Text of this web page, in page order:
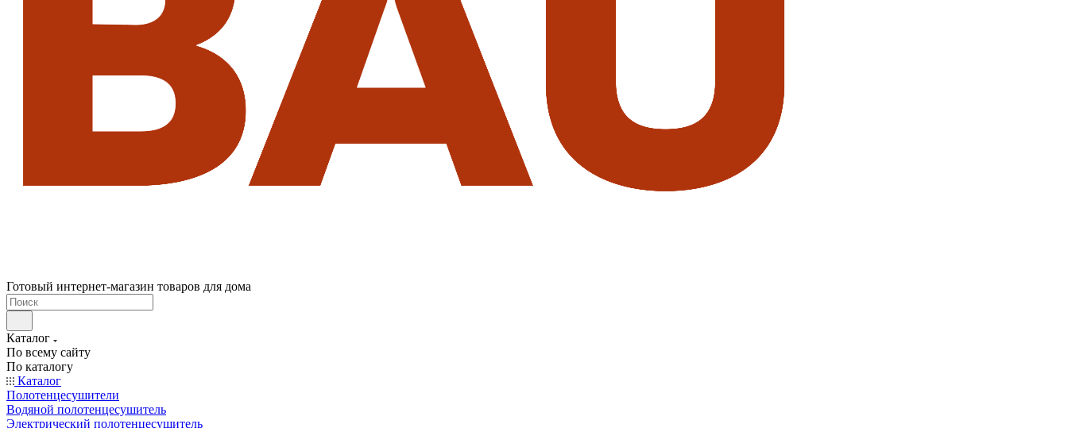
Готовый интернет-магазин товаров для дома
Каталог
По всему сайту
По каталогу
Каталог
Полотенцесушители
Водяной полотенцесушитель
Электрический полотенцесушитель